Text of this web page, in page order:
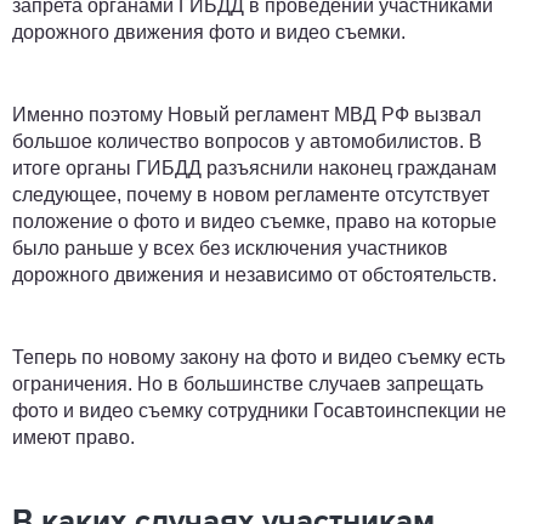
запрета органами ГИБДД в проведении участниками
дорожного движения фото и видео съемки.
Именно поэтому Новый регламент МВД РФ вызвал
большое количество вопросов у автомобилистов. В
итоге органы ГИБДД разъяснили наконец гражданам
следующее, почему в новом регламенте отсутствует
положение о фото и видео съемке, право на которые
было раньше у всех без исключения участников
дорожного движения и независимо от обстоятельств.
Теперь по новому закону на фото и видео съемку есть
ограничения. Но в большинстве случаев запрещать
фото и видео съемку сотрудники Госавтоинспекции не
имеют право.